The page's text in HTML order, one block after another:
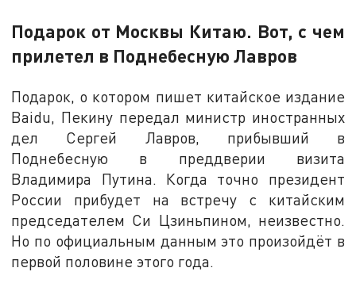
Подарок от Москвы Китаю. Вот, с чем
прилетел в Поднебесную Лавров
Подарок, о котором пишет китайское издание
Baidu, Пекину передал министр иностранных
дел Сергей Лавров, прибывший в
Поднебесную в преддверии визита
Владимира Путина. Когда точно президент
России прибудет на встречу с китайским
председателем Си Цзиньпином, неизвестно.
Но по официальным данным это произойдёт в
первой половине этого года.